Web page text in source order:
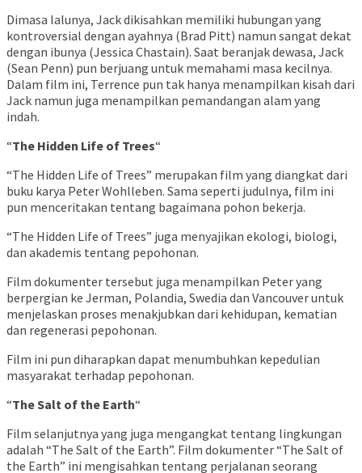
Dimasa lalunya, Jack dikisahkan memiliki hubungan yang
kontroversial dengan ayahnya (Brad Pitt) namun sangat dekat
dengan ibunya (Jessica Chastain). Saat beranjak dewasa, Jack
(Sean Penn) pun berjuang untuk memahami masa kecilnya.
Dalam film ini, Terrence pun tak hanya menampilkan kisah dari
Jack namun juga menampilkan pemandangan alam yang
indah.
“The Hidden Life of Trees“
“The Hidden Life of Trees” merupakan film yang diangkat dari
buku karya Peter Wohlleben. Sama seperti judulnya, film ini
pun menceritakan tentang bagaimana pohon bekerja.
“The Hidden Life of Trees” juga menyajikan ekologi, biologi,
dan akademis tentang pepohonan.
Film dokumenter tersebut juga menampilkan Peter yang
berpergian ke Jerman, Polandia, Swedia dan Vancouver untuk
menjelaskan proses menakjubkan dari kehidupan, kematian
dan regenerasi pepohonan.
Film ini pun diharapkan dapat menumbuhkan kepedulian
masyarakat terhadap pepohonan.
“The Salt of the Earth“
Film selanjutnya yang juga mengangkat tentang lingkungan
adalah “The Salt of the Earth”. Film dokumenter “The Salt of
the Earth” ini mengisahkan tentang perjalanan seorang